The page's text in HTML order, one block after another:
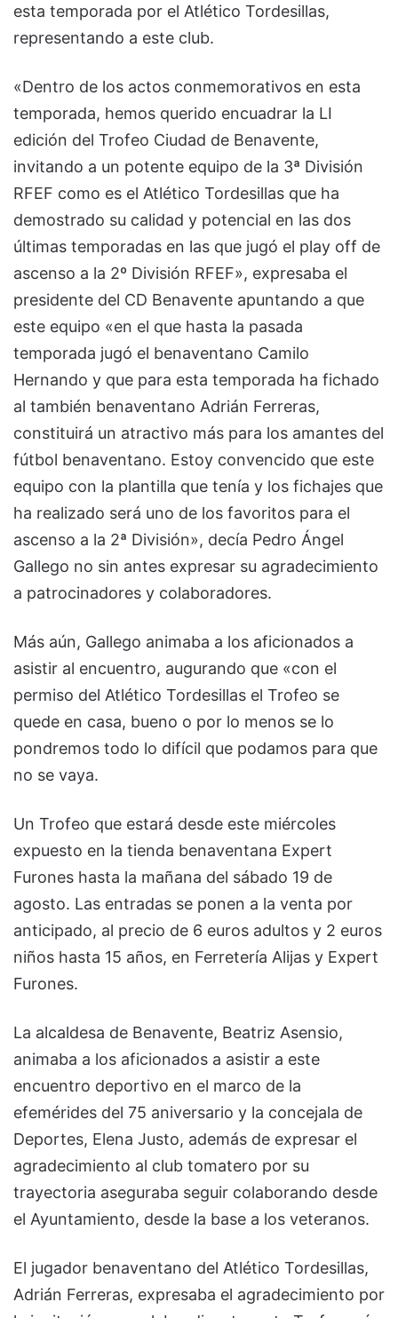
esta temporada por el Atlético Tordesillas,
representando a este club.
«Dentro de los actos conmemorativos en esta
temporada, hemos querido encuadrar la LI
edición del Trofeo Ciudad de Benavente,
invitando a un potente equipo de la 3ª División
RFEF como es el Atlético Tordesillas que ha
demostrado su calidad y potencial en las dos
últimas temporadas en las que jugó el play off de
ascenso a la 2º División RFEF», expresaba el
presidente del CD Benavente apuntando a que
este equipo «en el que hasta la pasada
temporada jugó el benaventano Camilo
Hernando y que para esta temporada ha fichado
al también benaventano Adrián Ferreras,
constituirá un atractivo más para los amantes del
fútbol benaventano. Estoy convencido que este
equipo con la plantilla que tenía y los fichajes que
ha realizado será uno de los favoritos para el
ascenso a la 2ª División», decía Pedro Ángel
Gallego no sin antes expresar su agradecimiento
a patrocinadores y colaboradores.
Más aún, Gallego animaba a los aficionados a
asistir al encuentro, augurando que «con el
permiso del Atlético Tordesillas el Trofeo se
quede en casa, bueno o por lo menos se lo
pondremos todo lo difícil que podamos para que
no se vaya.
Un Trofeo que estará desde este miércoles
expuesto en la tienda benaventana Expert
Furones hasta la mañana del sábado 19 de
agosto. Las entradas se ponen a la venta por
anticipado, al precio de 6 euros adultos y 2 euros
niños hasta 15 años, en Ferretería Alijas y Expert
Furones.
La alcaldesa de Benavente, Beatriz Asensio,
animaba a los aficionados a asistir a este
encuentro deportivo en el marco de la
efemérides del 75 aniversario y la concejala de
Deportes, Elena Justo, además de expresar el
agradecimiento al club tomatero por su
trayectoria aseguraba seguir colaborando desde
el Ayuntamiento, desde la base a los veteranos.
El jugador benaventano del Atlético Tordesillas,
Adrián Ferreras, expresaba el agradecimiento por